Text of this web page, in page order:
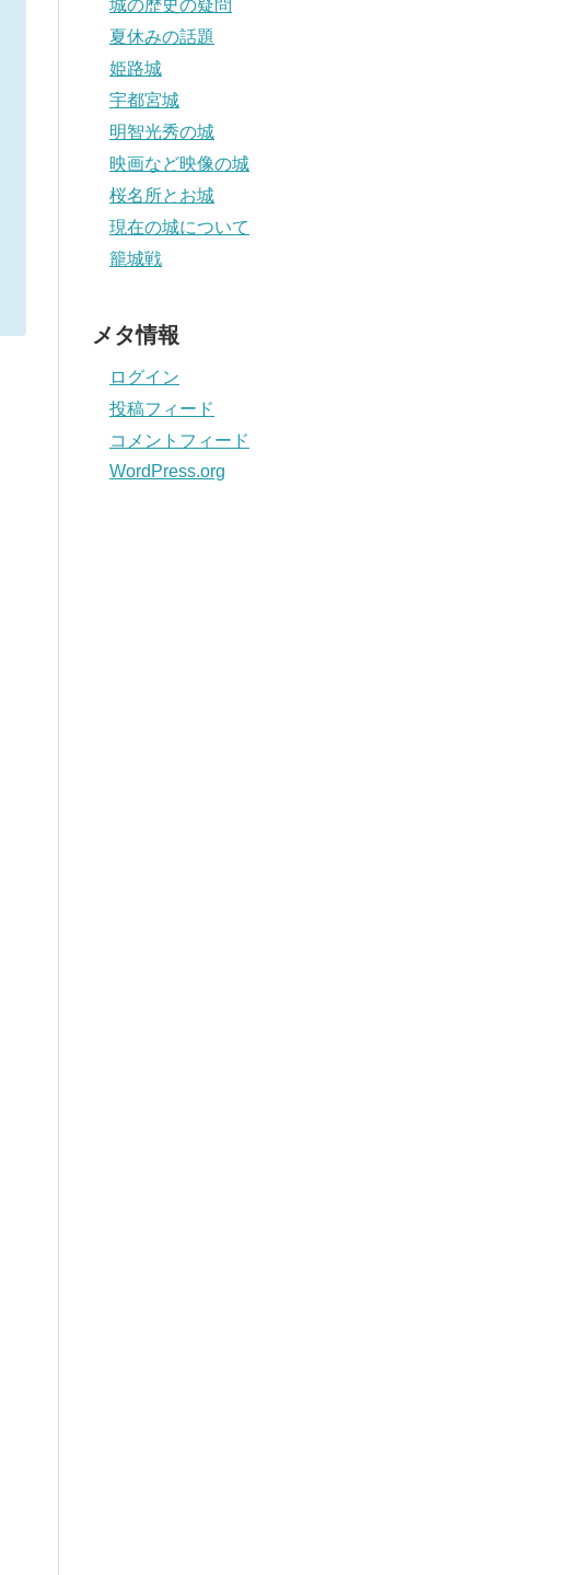
城の歴史の疑問
夏休みの話題
姫路城
宇都宮城
明智光秀の城
映画など映像の城
桜名所とお城
現在の城について
籠城戦
メタ情報
ログイン
投稿フィード
コメントフィード
WordPress.org